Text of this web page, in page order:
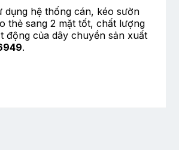
dụng hệ thống cán, kéo sườn
thẻ sang 2 mặt tốt, chất lượng
động của dây chuyền sản xuất
.